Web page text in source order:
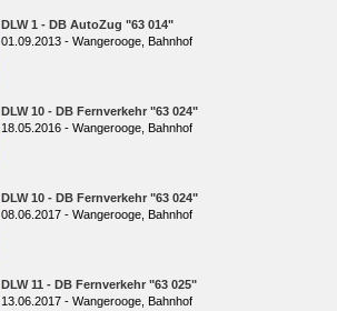
DLW 1 - DB AutoZug "63 014"
01.09.2013 - Wangerooge, Bahnhof
DLW 10 - DB Fernverkehr "63 024"
18.05.2016 - Wangerooge, Bahnhof
DLW 10 - DB Fernverkehr "63 024"
08.06.2017 - Wangerooge, Bahnhof
DLW 11 - DB Fernverkehr "63 025"
13.06.2017 - Wangerooge, Bahnhof